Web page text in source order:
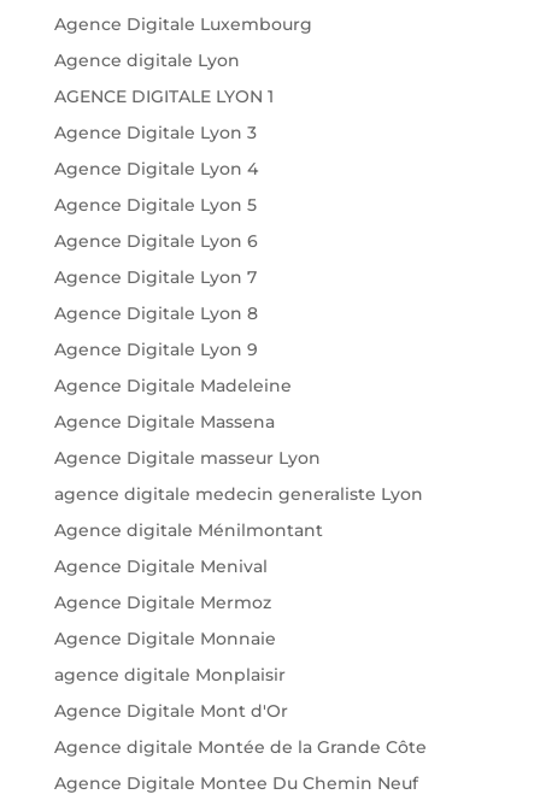
Agence Digitale Luxembourg
Agence digitale Lyon
AGENCE DIGITALE LYON 1
Agence Digitale Lyon 3
Agence Digitale Lyon 4
Agence Digitale Lyon 5
Agence Digitale Lyon 6
Agence Digitale Lyon 7
Agence Digitale Lyon 8
Agence Digitale Lyon 9
Agence Digitale Madeleine
Agence Digitale Massena
Agence Digitale masseur Lyon
agence digitale medecin generaliste Lyon
Agence digitale Ménilmontant
Agence Digitale Menival
Agence Digitale Mermoz
Agence Digitale Monnaie
agence digitale Monplaisir
Agence Digitale Mont d'Or
Agence digitale Montée de la Grande Côte
Agence Digitale Montee Du Chemin Neuf